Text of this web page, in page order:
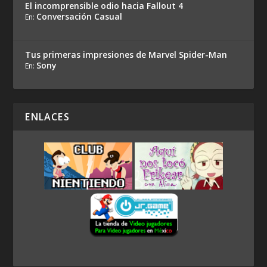
El incomprensible odio hacia Fallout 4
En: Conversación Casual
Tus primeras impresiones de Marvel Spider-Man
En: Sony
ENLACES